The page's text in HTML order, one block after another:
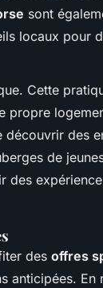
sont
locaux pour
Cette
propre
découvrir des
de
des
des offres
anticipées. En